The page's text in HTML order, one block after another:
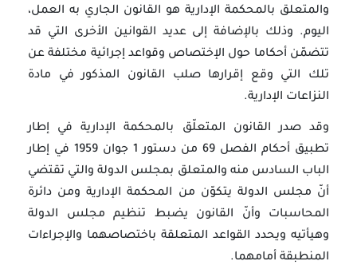
والمتعلق بالمحكمة الإدارية هو القانون الجاري به العمل،
اليوم. وذلك بالإضافة إلى عديد القوانين الأخرى التي قد
تتضمّن أحكاما حول الإختصاص وقواعد إجرائية مختلفة عن
تلك التي وقع إقرارها صلب القانون المذكور في مادة
النزاعات الإدارية.
وقد صدر القانون المتعلّق بالمحكمة الإدارية في إطار
تطبيق أحكام الفصل 69 من دستور 1 جوان 1959 في إطار
الباب السادس منه والمتعلق بمجلس الدولة والتي تقتضي
أنّ مجلس الدولة يتكوّن من المحكمة الإدارية ومن دائرة
المحاسبات وأنّ القانون يضبط تنظيم مجلس الدولة
وهيأتيه ويحدد القواعد المتعلقة باختصاصهما والإجراءات
المنطبقة أمامهما.